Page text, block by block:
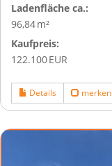
Ladenfläche ca.:
96,84 m²
Kaufpreis:
122.100 EUR
Details merken